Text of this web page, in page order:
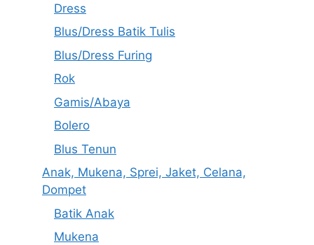
Dress
Blus/Dress Batik Tulis
Blus/Dress Furing
Rok
Gamis/Abaya
Bolero
Blus Tenun
Anak, Mukena, Sprei, Jaket, Celana,
Dompet
Batik Anak
Mukena